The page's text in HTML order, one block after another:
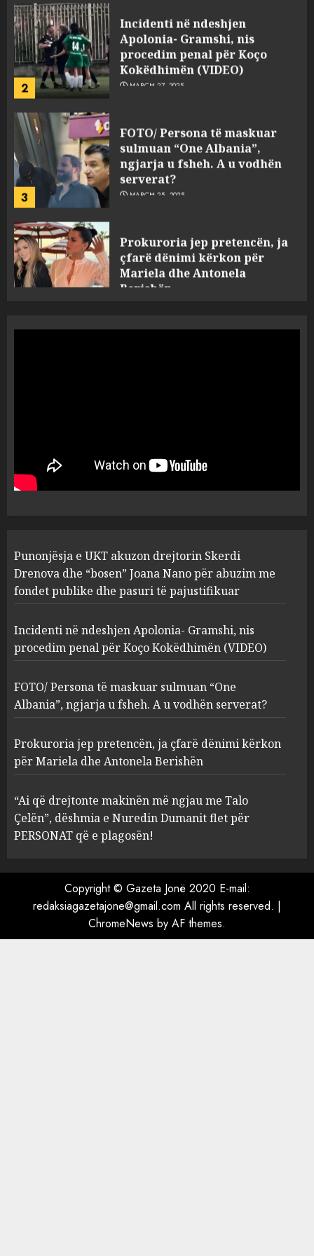
2
procedim penal për Koço
Kokëdhimën (VIDEO)
MARCH 27, 2025
3
ngjarja u fsheh. A u vodhën
serverat?
MARCH 25, 2025
4
Mariela dhe Antonela
Berishën
MARCH 25, 2025
1
“bosen” Joana Nano për
abuzim me fondet publike dhe
pasuri të pajustifikuar
2
Apolonia- Gramshi, nis
procedim penal për Koço
Kokëdhimën (VIDEO)
MARCH 27, 2025
3
FOTO/ Persona të maskuar
sulmuan “One Albania”,
ngjarja u fsheh. A u vodhën
serverat?
MARCH 25, 2025
4
Prokuroria jep pretencën, ja
çfarë dënimi kërkon për
Berishën
MARCH 25, 2025
ngjau me Talo Çelën”,
dëshmia e Nuredin Dumanit
flet për PERSONAT që e
plagosën!
Punonjësja e UKT akuzon drejtorin Skerdi
Drenova dhe “bosen” Joana Nano për abuzim me
fondet publike dhe pasuri të pajustifikuar
Incidenti në ndeshjen Apolonia- Gramshi, nis
procedim penal për Koço Kokëdhimën (VIDEO)
FOTO/ Persona të maskuar sulmuan “One
Albania”, ngjarja u fsheh. A u vodhën serverat?
Prokuroria jep pretencën, ja çfarë dënimi kërkon
për Mariela dhe Antonela Berishën
“Ai që drejtonte makinën më ngjau me Talo
Çelën”, dëshmia e Nuredin Dumanit flet për
PERSONAT që e plagosën!
Copyright © Gazeta Jonë 2020 E-mail:
redaksiagazetajone@gmail.com All rights reserved. |
ChromeNews by AF themes.